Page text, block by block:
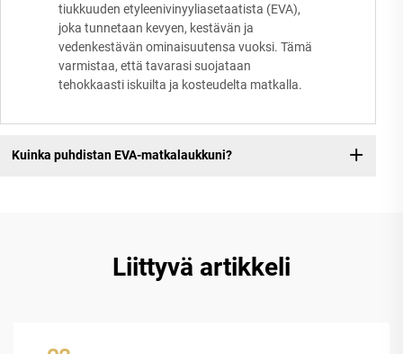
tiukkuuden etyleenivinyyliasetaatista (EVA),
joka tunnetaan kevyen, kestävän ja
vedenkestävän ominaisuutensa vuoksi. Tämä
varmistaa, että tavarasi suojataan
tehokkaasti iskuilta ja kosteudelta matkalla.
Kuinka puhdistan EVA-matkalaukkuni?
Liittyvä artikkeli